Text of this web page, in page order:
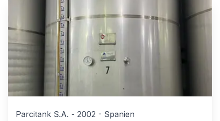
Parcitank S.A. - 2002 - Spanien